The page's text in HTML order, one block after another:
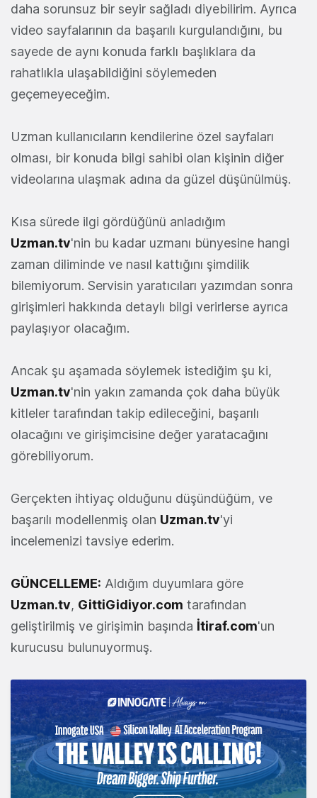
daha sorunsuz bir seyir sağladı diyebilirim. Ayrıca
video sayfalarının da başarılı kurgulandığını, bu
sayede de aynı konuda farklı başlıklara da
rahatlıkla ulaşabildiğini söylemeden
geçemeyeceğim.
Uzman kullanıcıların kendilerine özel sayfaları
olması, bir konuda bilgi sahibi olan kişinin diğer
videolarına ulaşmak adına da güzel düşünülmüş.
Kısa sürede ilgi gördüğünü anladığım
Uzman.tv'nin bu kadar uzmanı bünyesine hangi
zaman diliminde ve nasıl kattığını şimdilik
bilemiyorum. Servisin yaratıcıları yazımdan sonra
girişimleri hakkında detaylı bilgi verirlerse ayrıca
paylaşıyor olacağım.
Ancak şu aşamada söylemek istediğim şu ki,
Uzman.tv'nin yakın zamanda çok daha büyük
kitleler tarafından takip edileceğini, başarılı
olacağını ve girişimcisine değer yaratacağını
görebiliyorum.
Gerçekten ihtiyaç olduğunu düşündüğüm, ve
başarılı modellenmiş olan Uzman.tv'yi
incelemenizi tavsiye ederim.
GÜNCELLEME: Aldığım duyumlara göre
Uzman.tv, GittiGidiyor.com tarafından
geliştirilmiş ve girişimin başında İtiraf.com'un
kurucusu bulunuyormuş.